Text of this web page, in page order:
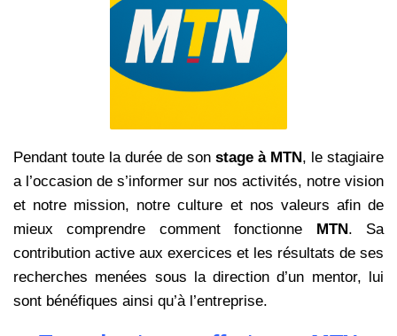
Pendant toute la durée de son stage à MTN, le stagiaire
a l’occasion de s’informer sur nos activités, notre vision
et notre mission, notre culture et nos valeurs afin de
mieux comprendre comment fonctionne MTN. Sa
contribution active aux exercices et les résultats de ses
recherches menées sous la direction d’un mentor, lui
sont bénéfiques ainsi qu’à l’entreprise.